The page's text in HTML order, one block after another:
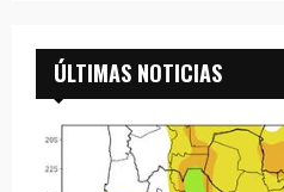
ÚLTIMAS NOTICIAS